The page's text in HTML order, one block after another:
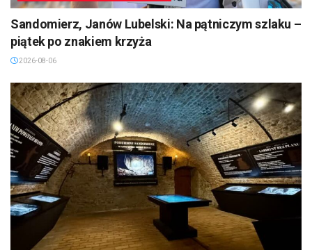
Sandomierz, Janów Lubelski: Na pątniczym szlaku –
piątek po znakiem krzyża
2026-08-06